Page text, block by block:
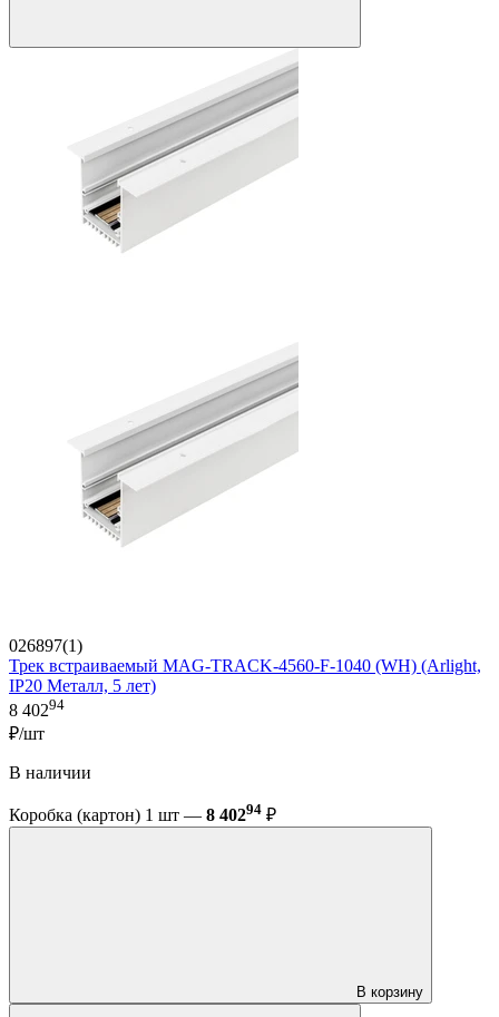
026897(1)
Трек встраиваемый MAG-TRACK-4560-F-1040 (WH) (Arlight,
IP20 Металл, 5 лет)
8 40294
₽/шт
В наличии
Коробка (картон) 1 шт — 8 40294 ₽
В корзину